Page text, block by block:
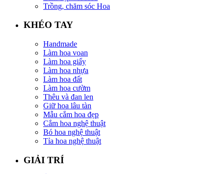
Trồng, chăm sóc Hoa
KHÉO TAY
Handmade
Làm hoa voan
Làm hoa giấy
Làm hoa nhựa
Làm hoa đất
Làm hoa cườm
Thêu và đan len
Giữ hoa lâu tàn
Mẫu cắm hoa đẹp
Cắm hoa nghệ thuật
Bó hoa nghệ thuật
Tỉa hoa nghệ thuật
GIẢI TRÍ